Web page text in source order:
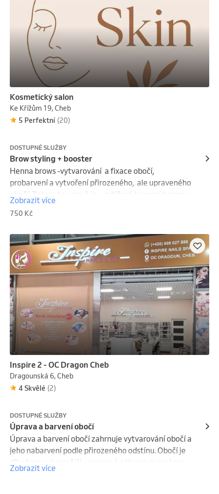
Kosmetický salon
Ke Křížům 19, Cheb
5 Perfektní (20)
DOSTUPNÉ SLUŽBY
Brow styling + booster
Henna brows -vytvarování  a fixace obočí,
probarvení a vytvoření přirozeného,  ale upraveného
obočí. Zahrnuto v ceně je -  odlíčení, barvení hennou
zola, vyměření tvaru, úprava a srovnání obočí
,depilace pinzetou/voskem, závěrečný styling  a
Efekt barvy chloupků vydrží cca 6týdnů
Zobrazit více
750 Kč
Inspire 2 - OC Dragon Cheb
Dragounská 6, Cheb
4 Skvělé (2)
DOSTUPNÉ SLUŽBY
Úprava a barvení obočí
Úprava a barvení obočí zahrnuje vytvarování obočí a
jeho nabarvení podle přirozeného odstínu. Obočí je
díky tomu výraznější, upravené a lépe zvýrazní rysy
obličeje.
Zobrazit více